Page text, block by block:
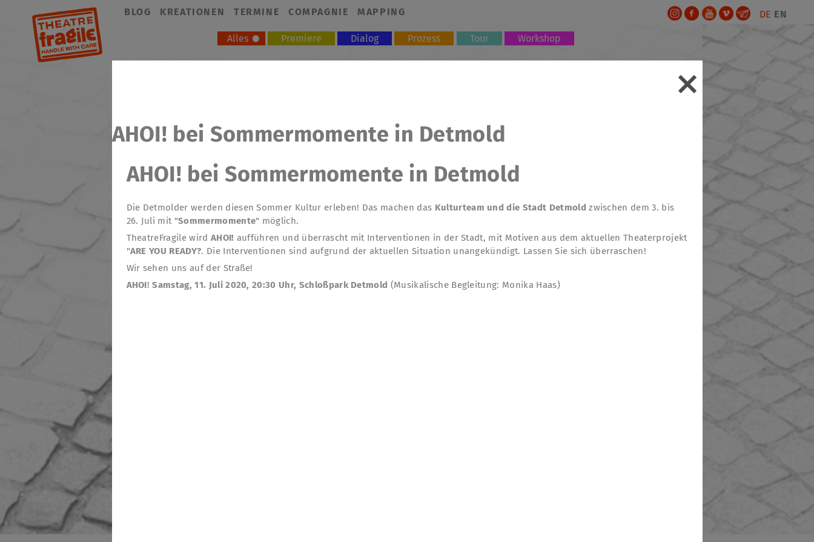
überspringen
BLOG KREATIONEN TERMINE COMPAGNIE MAPPING DE EN
Alles Premiere Dialog Prozess Tour Workshop
AHOI! bei Sommermomente in Detmold
AHOI! bei Sommermomente in Detmold
Die Detmolder werden diesen Sommer Kultur erleben! Das machen das Kulturteam und die Stadt Detmold zwischen dem 3. bis
26. Juli mit "Sommermomente" möglich.
TheatreFragile wird AHOI! aufführen und überrascht mit Interventionen in der Stadt, mit Motiven aus dem aktuellen Theaterprojekt
"ARE YOU READY?. Die Interventionen sind aufgrund der aktuellen Situation unangekündigt. Lassen Sie sich überraschen!
Wir sehen uns auf der Straße!
AHOI!Samstag, 11. Juli 2020, 20:30 Uhr, Schloßpark Detmold (Musikalische Begleitung: Monika Haas)